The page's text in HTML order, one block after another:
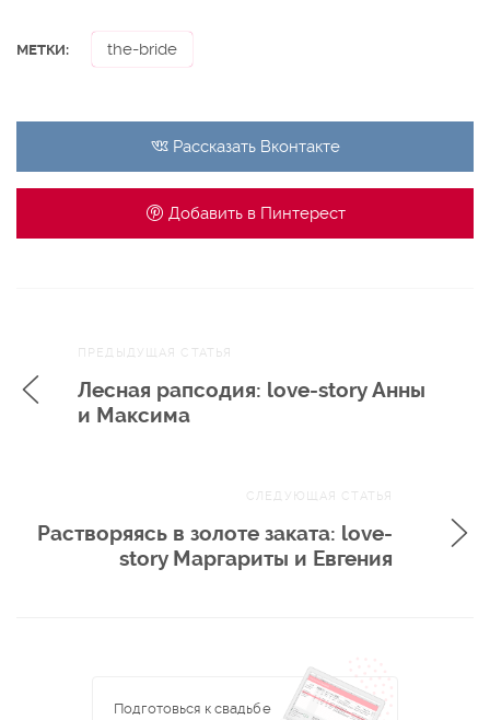
МЕТКИ: the-bride
Рассказать Вконтакте
Добавить в Пинтерест
НавигацияПРЕДЫДУЩАЯ СТАТЬЯ
Лесная рапсодия: love-story Анны
и Максима
СЛЕДУЮЩАЯ СТАТЬЯ
Растворяясь в золоте заката: love-
story Маргариты и Евгения
Подготовься к свадьбе